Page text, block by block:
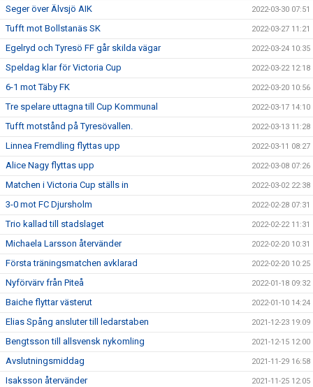
Seger över Älvsjö AIK 2022-03-30 07:51
Tufft mot Bollstanäs SK 2022-03-27 11:21
Egelryd och Tyresö FF går skilda vägar 2022-03-24 10:35
Speldag klar för Victoria Cup 2022-03-22 12:18
6-1 mot Täby FK 2022-03-20 10:56
Tre spelare uttagna till Cup Kommunal 2022-03-17 14:10
Tufft motstånd på Tyresövallen. 2022-03-13 11:28
Linnea Fremdling flyttas upp 2022-03-11 08:27
Alice Nagy flyttas upp 2022-03-08 07:26
Matchen i Victoria Cup ställs in 2022-03-02 22:38
3-0 mot FC Djursholm 2022-02-28 07:31
Trio kallad till stadslaget 2022-02-22 11:31
Michaela Larsson återvänder 2022-02-20 10:31
Första träningsmatchen avklarad 2022-02-20 10:25
Nyförvärv från Piteå 2022-01-18 09:32
Baiche flyttar västerut 2022-01-10 14:24
Elias Spång ansluter till ledarstaben 2021-12-23 19:09
Bengtsson till allsvensk nykomling 2021-12-15 12:00
Avslutningsmiddag 2021-11-29 16:58
Isaksson återvänder 2021-11-25 12:05